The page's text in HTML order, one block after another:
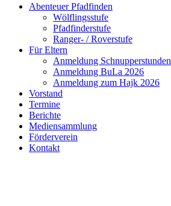
Abenteuer Pfadfinden
Wölflingsstufe
Pfadfinderstufe
Ranger- / Roverstufe
Für Eltern
Anmeldung Schnupperstunden
Anmeldung BuLa 2026
Anmeldung zum Hajk 2026
Vorstand
Termine
Berichte
Mediensammlung
Förderverein
Kontakt